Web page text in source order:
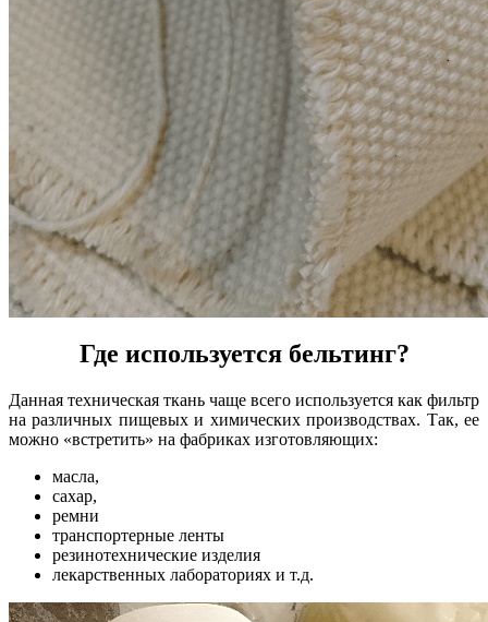
Где используется бельтинг?
Данная техническая ткань чаще всего используется как фильтр
на различных пищевых и химических производствах. Так, ее
можно «встретить» на фабриках изготовляющих:
масла,
сахар,
ремни
транспортерные ленты
резинотехнические изделия
лекарственных лабораториях и т.д.